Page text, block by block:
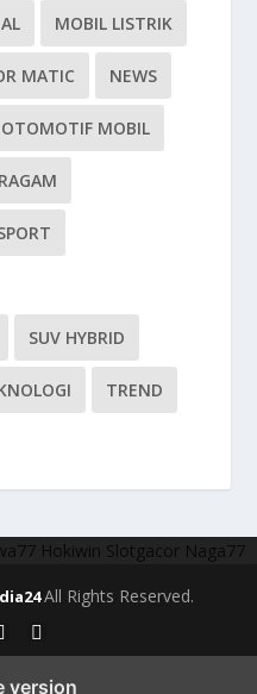
MOBIL LISTRIK
MATIC NEWS
OTOMOTIF MOBIL
RAGAM
SUV HYBRID
TREND
Hokiwin Slotgacor Naga77
All Rights Reserved.
version